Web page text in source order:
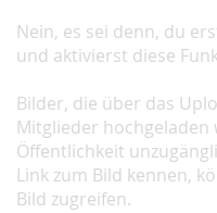
Nein, es sei denn, du
und aktivierst diese
Bilder, die über das
Mitglieder
Öffentlichkeit
Link zum Bild kennen,
Bild zugreifen.